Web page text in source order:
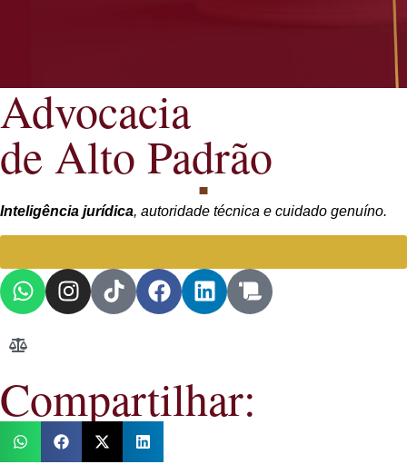
Advocacia
de Alto Padrão
Inteligência jurídica, autoridade técnica e cuidado genuíno.
Compartilhar: